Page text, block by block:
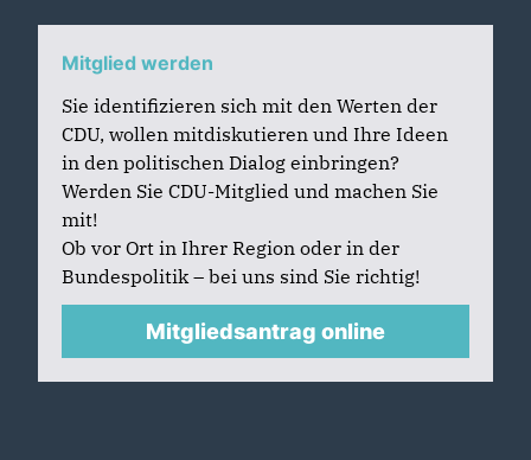
Mitglied werden
Sie identifizieren sich mit den Werten der
CDU, wollen mitdiskutieren und Ihre Ideen
in den politischen Dialog einbringen?
Werden Sie CDU-Mitglied und machen Sie
mit!
Ob vor Ort in Ihrer Region oder in der
Bundespolitik – bei uns sind Sie richtig!
Mitgliedsantrag online